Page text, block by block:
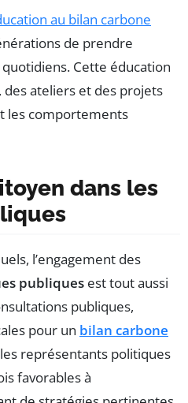
au bilan carbone
de prendre
Cette éducation
ateliers et des projets
les comportements
dans les
l’engagement des
publiques est tout aussi
publiques,
pour un bilan carbone
représentants politiques
favorables à